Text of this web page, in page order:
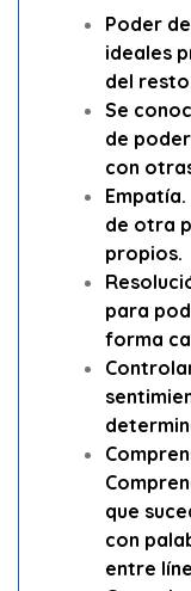
Poder
ideales
del
Se
de
con
de otra
propios.
para
forma
que
con
entre